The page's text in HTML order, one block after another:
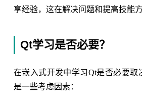
享经验，这在解决问题和提高技能
Qt学习是否必要？
在嵌入式开发中学习Qt是否必要取
是一些考虑因素：